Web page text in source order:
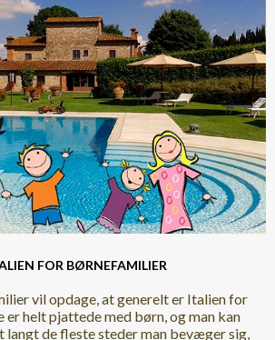
FOR BØRNEFAMILIER
vil opdage, at generelt er Italien for
er helt pjattede med børn, og man kan
langt de fleste steder man bevæger sig,